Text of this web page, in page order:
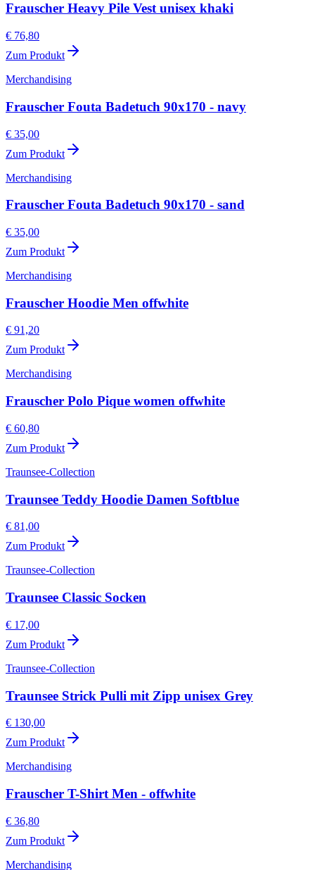
Frauscher Heavy Pile Vest unisex khaki
€ 76,80
Zum Produkt
Merchandising
Frauscher Fouta Badetuch 90x170 - navy
€ 35,00
Zum Produkt
Merchandising
Frauscher Fouta Badetuch 90x170 - sand
€ 35,00
Zum Produkt
Merchandising
Frauscher Hoodie Men offwhite
€ 91,20
Zum Produkt
Merchandising
Frauscher Polo Pique women offwhite
€ 60,80
Zum Produkt
Traunsee-Collection
Traunsee Teddy Hoodie Damen Softblue
€ 81,00
Zum Produkt
Traunsee-Collection
Traunsee Classic Socken
€ 17,00
Zum Produkt
Traunsee-Collection
Traunsee Strick Pulli mit Zipp unisex Grey
€ 130,00
Zum Produkt
Merchandising
Frauscher T-Shirt Men - offwhite
€ 36,80
Zum Produkt
Merchandising